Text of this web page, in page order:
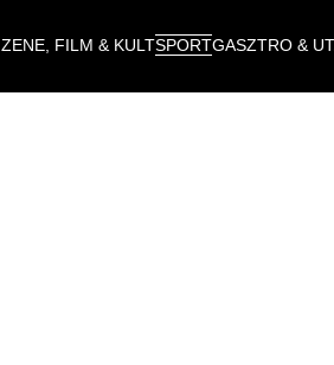
ZENE, FILM & KULTSPORTGASZTRO &